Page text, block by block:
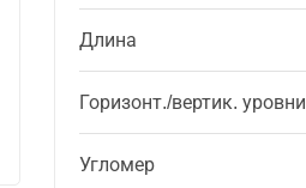
Длина
Горизонт./вертик. уровни
Угломер